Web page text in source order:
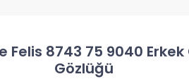
Felis 8743 75 9040 Erkek
Gözlüğü